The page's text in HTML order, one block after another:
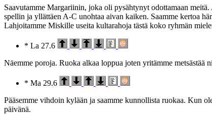
Saavutamme Margariinin, joka oli pysähtynyt odottamaan
spellin ja yllättäen A-C unohtaa aivan kaiken. Saamme kertoa
Lahjoitamme Miskille useita kultarahoja tästä koko ryhmän
* La 27.6
Näemme poroja. Ruoka alkaa loppua joten yritämme metsästää
* Ma 29.6
Pääsemme vihdoin kylään ja saamme kunnollista ruokaa. Kun
päivänä.